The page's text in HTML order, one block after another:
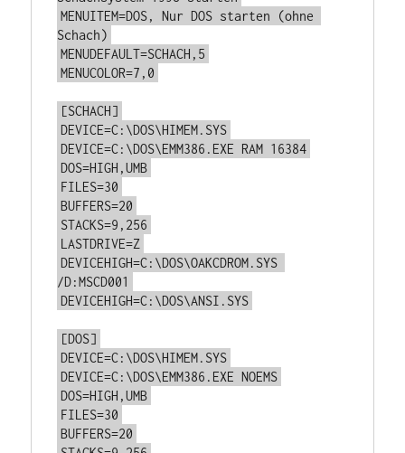
MENUITEM=DOS, Nur DOS starten (ohne
Schach)
MENUDEFAULT=SCHACH,5
MENUCOLOR=7,0
[SCHACH]
DEVICE=C:\DOS\HIMEM.SYS
DEVICE=C:\DOS\EMM386.EXE RAM 16384
DOS=HIGH,UMB
FILES=30
BUFFERS=20
STACKS=9,256
LASTDRIVE=Z
DEVICEHIGH=C:\DOS\OAKCDROM.SYS
/D:MSCD001
DEVICEHIGH=C:\DOS\ANSI.SYS
[DOS]
DEVICE=C:\DOS\HIMEM.SYS
DEVICE=C:\DOS\EMM386.EXE NOEMS
DOS=HIGH,UMB
FILES=30
BUFFERS=20